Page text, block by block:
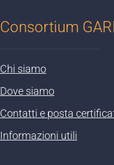
Consortium
Chi siamo
Dove siamo
Contatti e posta
Informazioni utili